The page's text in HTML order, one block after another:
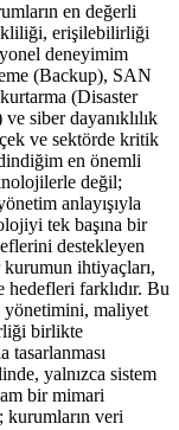
en değerli
erişilebilirliği
deneyimim
(Backup), SAN
(Disaster
siber dayanıklılık
ve sektörde kritik
en önemli
değil;
anlayışıyla
tek başına bir
destekleyen
ihtiyaçları,
farklıdır. Bu
yönetimini, maliyet
birlikte
tasarlanması
yalnızca sistem
bir mimari
kurumların veri